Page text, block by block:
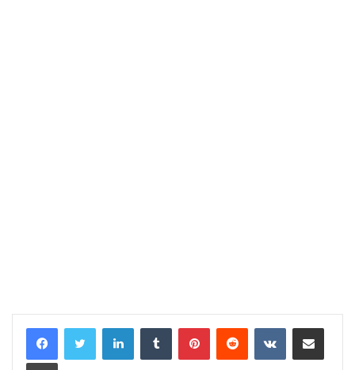
LinkedInTumblr PinterestReddit VKontakteE-Posta ile paylaş
Yazdır